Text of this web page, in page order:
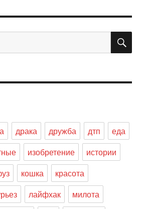
драка дружба дтп
еда
изобретение
истории
кошка
красота
лайфхак
милота